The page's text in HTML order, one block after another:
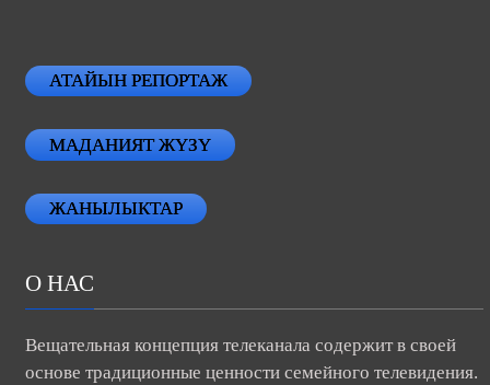
АТАЙЫН РЕПОРТАЖ
МАДАНИЯТ ЖҮЗҮ
ЖАНЫЛЫКТАР
О НАС
Вещательная концепция телеканала содержит в своей
основе традиционные ценности семейного телевидения.